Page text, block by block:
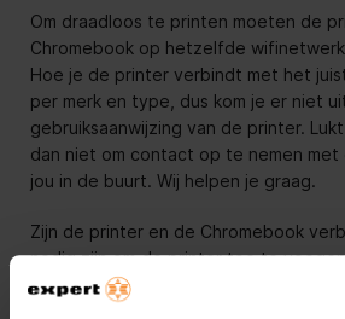
Om draadloos te printen moeten de
Chromebook op hetzelfde
Hoe je de printer verbindt met het
per merk en type, dus kom je er niet
gebruiksaanwijzing van de printer.
dan niet om contact op te nemen met
jou in de buurt. Wij helpen je graag.
Zijn de printer en de Chromebook
nodig zijn om de printer toe te
Chromebook. Dit doe je voor
klikken en instellingen te selecteren.